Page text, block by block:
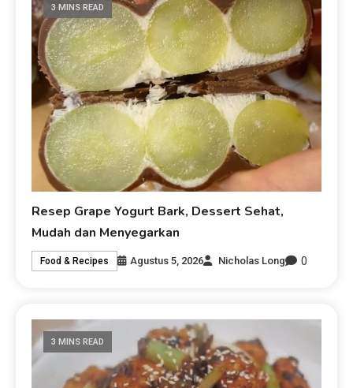
3 MINS READ
Resep Grape Yogurt Bark, Dessert Sehat,
Mudah dan Menyegarkan
Food & Recipes Agustus 5, 2026 Nicholas Long 0
3 MINS READ